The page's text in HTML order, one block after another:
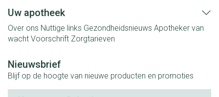
Uw apotheek
Over ons Nuttige links Gezondheidsnieuws Apotheker van
wacht Voorschrift Zorgtarieven
Nieuwsbrief
Blijf op de hoogte van nieuwe producten en promoties